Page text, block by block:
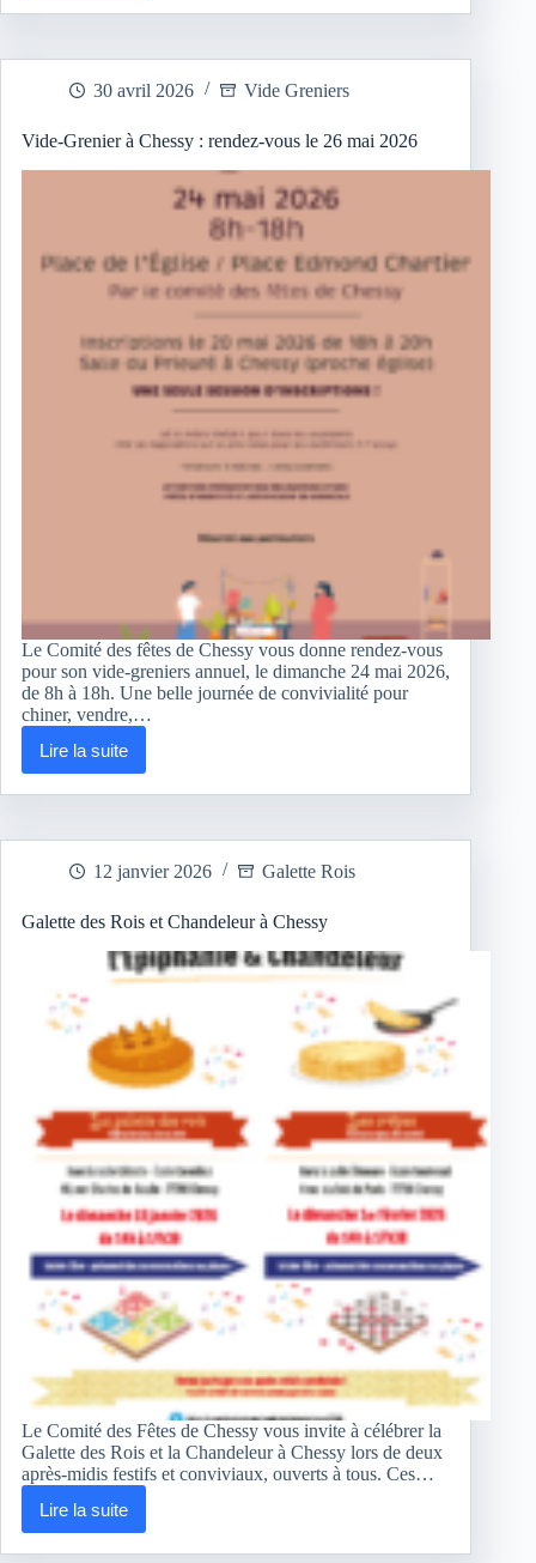
la
Jean
2026
à
–
30 avril 2026 Vide Greniers
Vide-Grenier à Chessy : rendez-vous le 26 mai 2026
Le Comité des fêtes de Chessy vous donne rendez-vous
pour son vide-greniers annuel, le dimanche 24 mai 2026,
de 8h à 18h. Une belle journée de convivialité pour
chiner, vendre,…
Lire la suite
Vide-
Grenier
à
:
rendez-
vous
26
2026
12 janvier 2026 Galette Rois
Galette des Rois et Chandeleur à Chessy
Le Comité des Fêtes de Chessy vous invite à célébrer la
Galette des Rois et la Chandeleur à Chessy lors de deux
après-midis festifs et conviviaux, ouverts à tous. Ces…
Lire la suite
Galette
des
Rois